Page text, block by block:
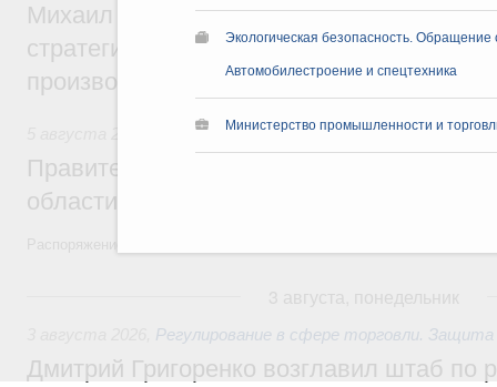
Экологическая безопасность. Обращение
Автомобилестроение и спецтехника
Министерство промышленности и
Михаил Мишустин дал поручения по
стратегической сессии, посвящённой
производительности труда
Национальный проект «Экологическое
Правительство увеличило объём
области в рамках федерального
Регулирование в сфере торговли.
Дмитрий Григоренко возглавил штаб по